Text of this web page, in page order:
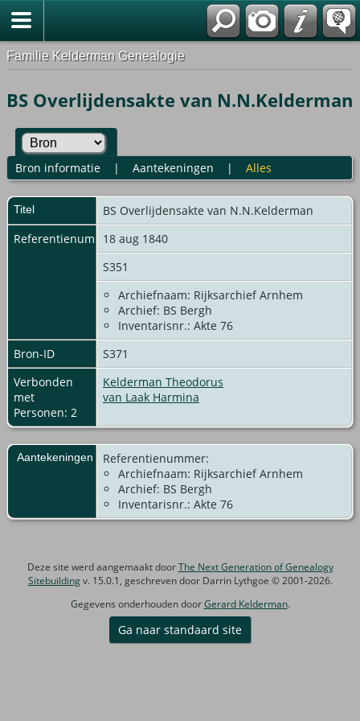
Familie Kelderman Genealogie
BS Overlijdensakte van N.N.Kelderman
Bron informatie| Aantekeningen | Alles
Titel
BS Overlijdensakte van N.N.Kelderman
Referentienummer18 aug 1840
S351
Archiefnaam: Rijksarchief Arnhem
Archief: BS Bergh
Inventarisnr.: Akte 76
Bron-ID
S371
Verbonden
met
Personen: 2
Kelderman Theodorus
van Laak Harmina
Aantekeningen
Referentienummer:
Archiefnaam: Rijksarchief Arnhem
Archief: BS Bergh
Inventarisnr.: Akte 76
Deze site werd aangemaakt doorThe Next Generation of Genealogy
Sitebuildingv. 15.0.1, geschreven door Darrin Lythgoe © 2001-2026.
Gegevens onderhouden doorGerard Kelderman.
Ga naar standaard site